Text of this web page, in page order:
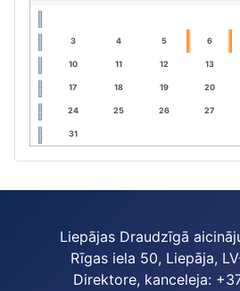
3 4 5 6
10 11 12 13
17 18 19 20
24 25 26 27
31
Liepājas Draudzīgā
Rīgas iela 50, Liepāja,
Direktore, kanceleja: